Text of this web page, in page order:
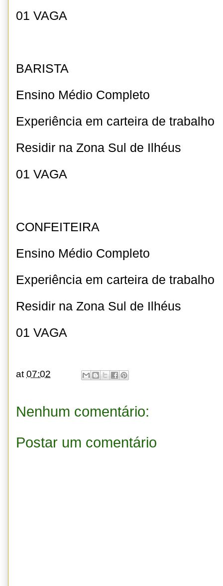
01 VAGA
BARISTA
Ensino Médio Completo
Experiência em carteira de trabalho
Residir na Zona Sul de Ilhéus
01 VAGA
CONFEITEIRA
Ensino Médio Completo
Experiência em carteira de trabalho
Residir na Zona Sul de Ilhéus
01 VAGA
at07:02
Nenhum comentário:
Postar um comentário